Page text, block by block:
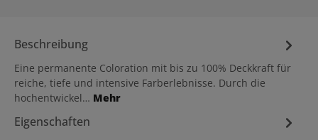
Beschreibung
Eine permanente Coloration mit bis zu 100% Deckkraft für
reiche, tiefe und intensive Farberlebnisse. Durch die
hochentwickel… Mehr
Eigenschaften